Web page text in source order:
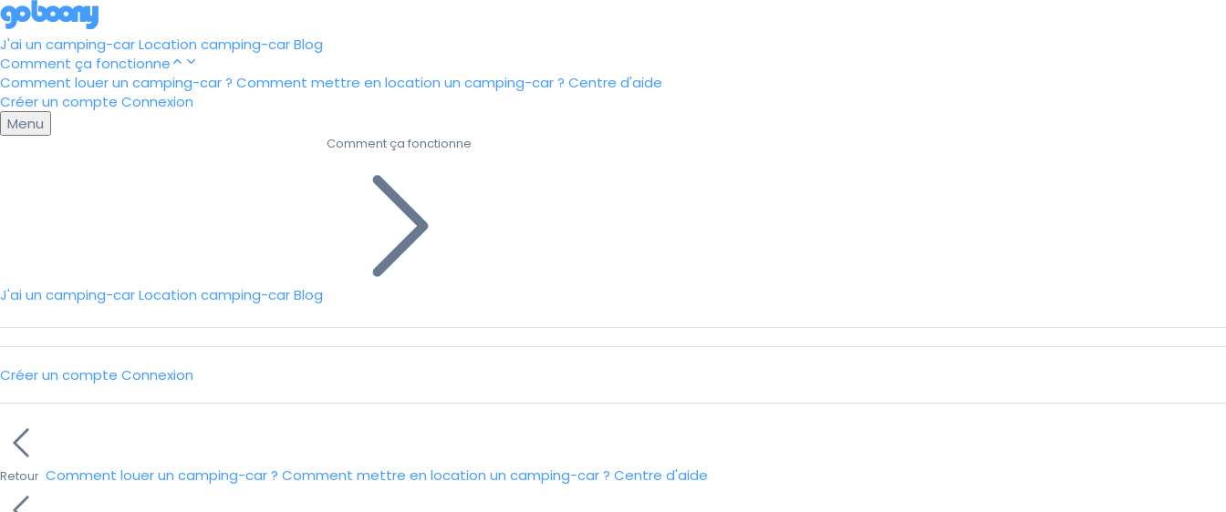
J'ai un camping-carLocation camping-carBlog
Comment ça fonctionne
Comment louer un camping-car ? Comment mettre en location un camping-car ? Centre d'aide
Créer un compte Connexion
Menu
J'ai un camping-carLocation camping-carBlog
Comment ça fonctionne
Créer un compte Connexion
Retour Comment louer un camping-car ? Comment mettre en location un camping-car ? Centre d'aide